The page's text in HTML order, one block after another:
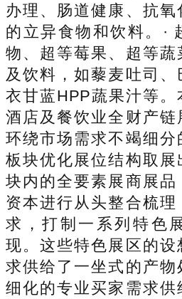
办理、肠道健康、抗
的立异食物和饮料。·
物、超等莓果、超等蔬
及饮料，如藜麦吐司、
衣甘蓝HPP蔬果汁等。
酒店及餐饮业全财产链
环绕市场需求不竭细分
板块优化展位结构取展
块内的全要素展商展品
资本进行从头整合梳
求，打制一系列特色
现。这些特色展区的设
求供给了一坐式的产
细化的专业买家需求供